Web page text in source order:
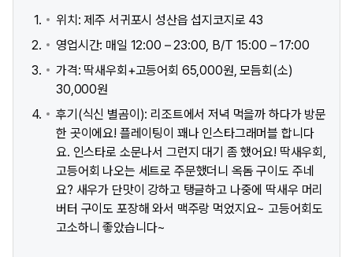
위치: 제주 서귀포시 성산읍 섭지코지로 43
영업시간: 매일 12:00 – 23:00, B/T 15:00 – 17:00
가격: 딱새우회+고등어회 65,000원, 모듬회(소)
30,000원
후기(식신 별곰이): 리조트에서 저녁 먹을까 하다가 방문
한 곳이에요! 플레이팅이 꽤나 인스타그래머블 합니다
요. 인스타로 소문나서 그런지 대기 좀 했어요! 딱새우회,
고등어회 나오는 세트로 주문했더니 옥돔 구이도 주네
요? 새우가 단맛이 강하고 탱글하고 나중에 딱새우 머리
버터 구이도 포장해 와서 맥주랑 먹었지요~ 고등어회도
고소하니 좋았습니다~